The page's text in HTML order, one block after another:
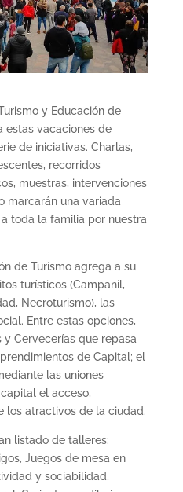
y Educación de
estas vacaciones de
de iniciativas. Charlas,
recorridos
muestras, intervenciones
marcarán una variada
toda la familia por nuestra
de Turismo agrega a su
turísticos (Campanil,
Necroturismo), las
Entre estas opciones,
y Cervecerías que repasa
de Capital; el
las uniones
el acceso,
los atractivos de la ciudad.
listado de talleres:
Juegos de mesa en
y sociabilidad,